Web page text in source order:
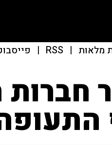
מלאות |
RSS
|
חברות